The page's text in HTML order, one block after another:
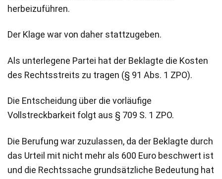
herbeizuführen.
Der Klage war von daher stattzugeben.
Als unterlegene Partei hat der Beklagte die Kosten
des Rechtsstreits zu tragen (§ 91 Abs. 1 ZPO).
Die Entscheidung über die vorläufige
Vollstreckbarkeit folgt aus § 709 S. 1 ZPO.
Die Berufung war zuzulassen, da der Beklagte durch
das Urteil mit nicht mehr als 600 Euro beschwert ist
und die Rechtssache grundsätzliche Bedeutung hat